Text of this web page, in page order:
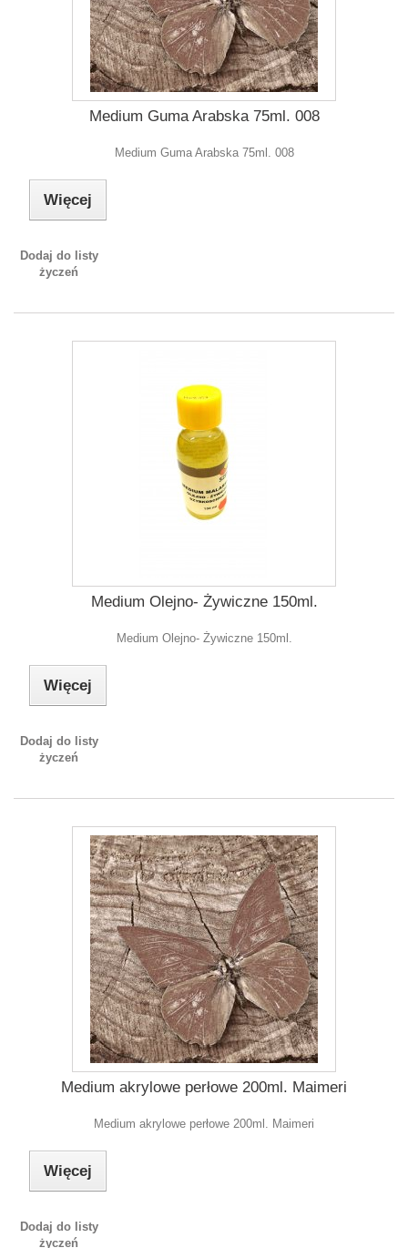
Medium Guma Arabska 75ml. 008
Medium Guma Arabska 75ml. 008
Więcej
Dodaj do listy
życzeń
Medium Olejno- Żywiczne 150ml.
Medium Olejno- Żywiczne 150ml.
Więcej
Dodaj do listy
życzeń
Medium akrylowe perłowe 200ml. Maimeri
Medium akrylowe perłowe 200ml. Maimeri
Więcej
Dodaj do listy
życzeń